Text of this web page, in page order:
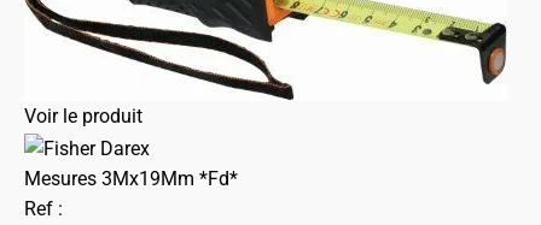
Voir le produit
Mesures 3Mx19Mm *Fd*
Ref :